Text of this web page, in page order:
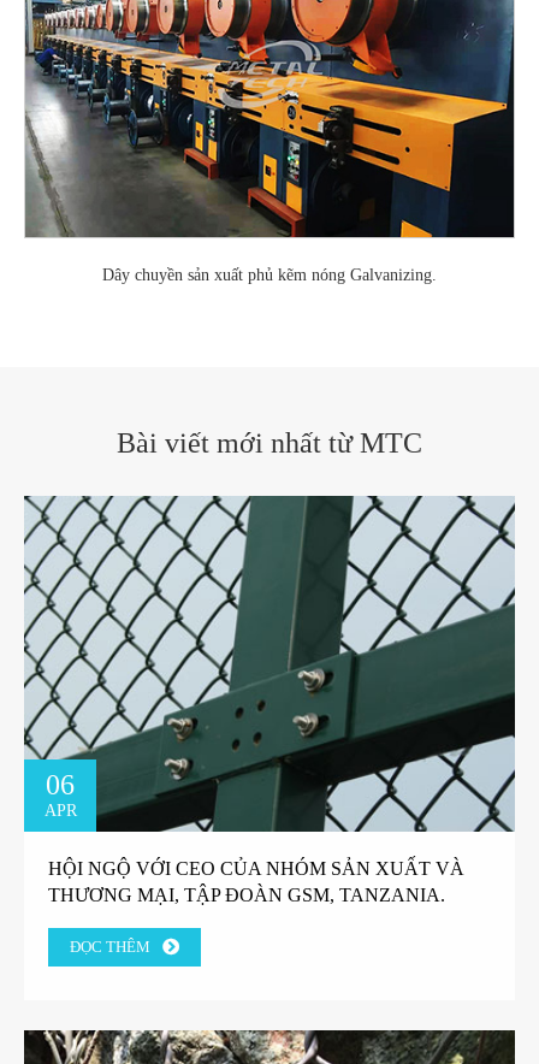
Dây chuyền sản xuất phủ kẽm nóng Galvanizing.
Bài viết mới nhất từ MTC
06
APR
HỘI NGỘ VỚI CEO CỦA NHÓM SẢN XUẤT VÀ
THƯƠNG MẠI, TẬP ĐOÀN GSM, TANZANIA.
ĐỌC THÊM